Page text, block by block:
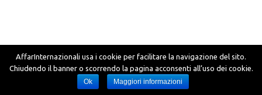
AffarInternazionali usa i cookie per facilitare la navigazione del sito.
Chiudendo il banner o scorrendo la pagina acconsenti all’uso dei cookie.
Ok
Maggiori informazioni